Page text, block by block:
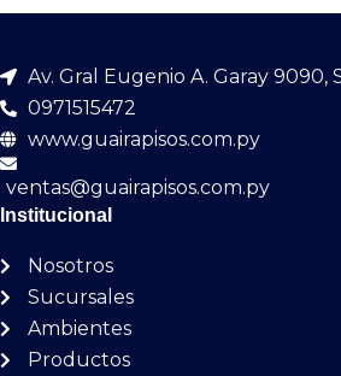
Av. Gral Eugenio A. Garay 9090,
0971515472
www.guairapisos.com.py
ventas@guairapisos.com.py
Institucional
Nosotros
Sucursales
Ambientes
Productos